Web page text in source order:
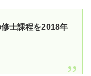
士課程を2018年